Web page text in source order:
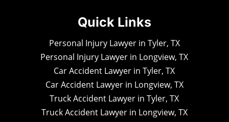
Quick Links
Personal Injury Lawyer in Tyler, TX
Personal Injury Lawyer in Longview, TX
Car Accident Lawyer in Tyler, TX
Car Accident Lawyer in Longview, TX
Truck Accident Lawyer in Tyler, TX
Truck Accident Lawyer in Longview, TX